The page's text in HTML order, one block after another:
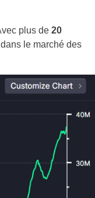
plus de 20
le marché des